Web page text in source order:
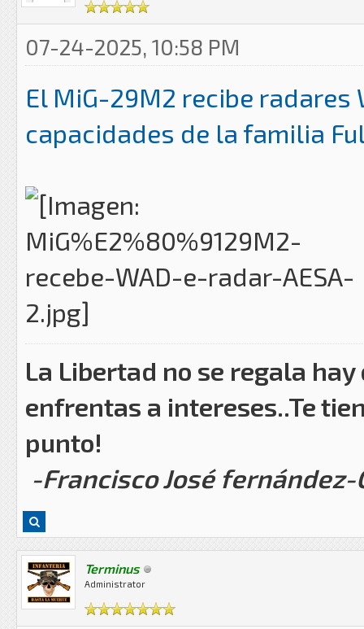
07-24-2025, 10:58 PM
El MiG-29M2 recibe radares
capacidades de la familia
La Libertad no se regala
enfrentas a intereses..Te
punto!
-Francisco José
Terminus
Administrator